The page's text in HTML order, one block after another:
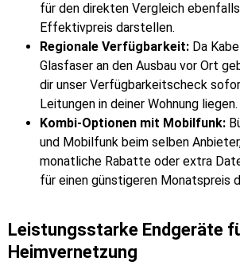
für den direkten Vergleich
Effektivpreis darstellen.
Regionale Verfügbarkeit: Da
Glasfaser an den Ausbau vor Ort
dir unser Verfügbarkeitscheck
Leitungen in deiner Wohnung liegen.
Kombi-Optionen mit Mobilfunk:
und Mobilfunk beim selben
monatliche Rabatte oder extra
für einen günstigeren Monatspreis
Leistungsstarke Endgeräte
Heimvernetzung